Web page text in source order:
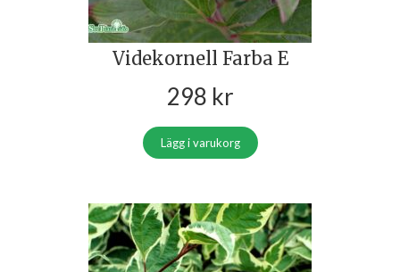
Videkornell Farba E
298 kr
Lägg i varukorg